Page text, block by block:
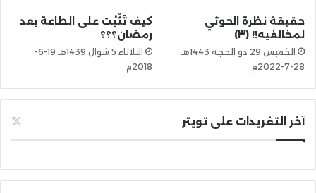
حقيقة نظرة الحوثي
لمخالفيه!! (٣)
الخميس 29 ذو الحجة 1443هـ
28-7-2022م
كيف تَثْبُت على الطاعة بعد
رمضان؟؟؟
الثلاثاء 5 شوال 1439هـ 19-6-
2018م
آخر التغريدات على تويتر